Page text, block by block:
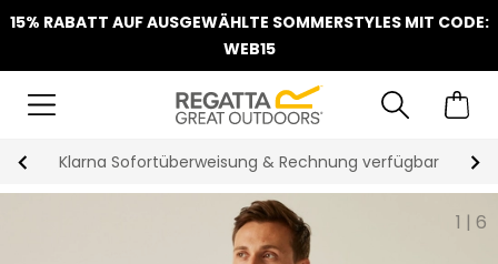
15% RABATT AUF AUSGEWÄHLTE SOMMERSTYLES MIT CODE:
WEB15
Klarna Sofortüberweisung & Rechnung verfügbar
1 | 6